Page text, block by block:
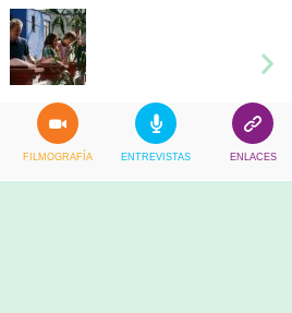
FILMOGRAFÍA ENTREVISTAS ENLACES